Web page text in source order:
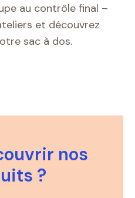
au contrôle final –
et découvrez
sac à dos.
nos
?